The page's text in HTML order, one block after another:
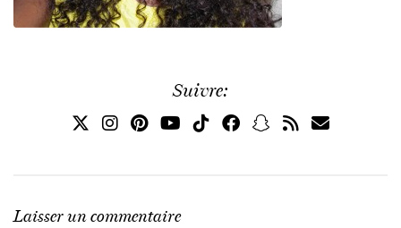
Suivre:
Laisser un commentaire